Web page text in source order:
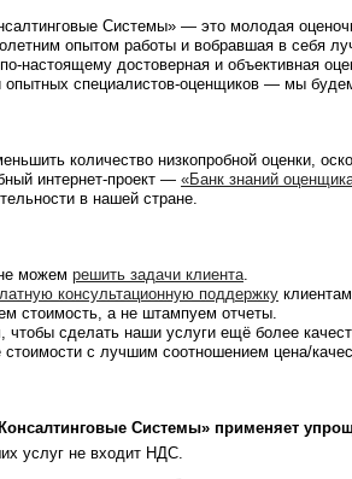
Системы» — это молодая
опытом работы и вобравшая в себя
по-настоящему достоверная и объективная
опытных специалистов-оценщиков — мы
количество низкопробной оценки,
интернет-проект — «Банк знаний
в нашей стране.
можем решить задачи клиента.
консультационную поддержку
стоимость, а не штампуем отчеты.
чтобы сделать наши услуги ещё более
стоимости с лучшим соотношением цена/
Системы» применяет
услуг не входит НДС.